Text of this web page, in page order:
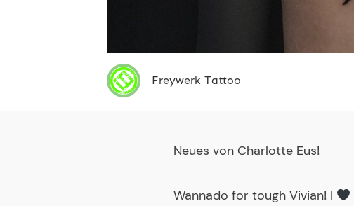
Freywerk Tattoo
Neues von Charlotte Eus!
Wannado for tough Vivian! I